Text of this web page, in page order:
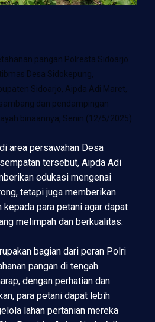
pangan Polresta Sidoarjo
Desa Sidokepung,
Sidoarjo, Aipda Adi Maret,
dan pendampingan
binaannya, Senin (12/5/2025).
area persawahan Desa
tersebut, Aipda Adi
edukasi mengenai
tetapi juga memberikan
para petani agar dapat
melimpah dan berkualitas.
bagian dari peran Polri
pangan di tengah
dengan perhatian dan
para petani dapat lebih
lahan pertanian mereka